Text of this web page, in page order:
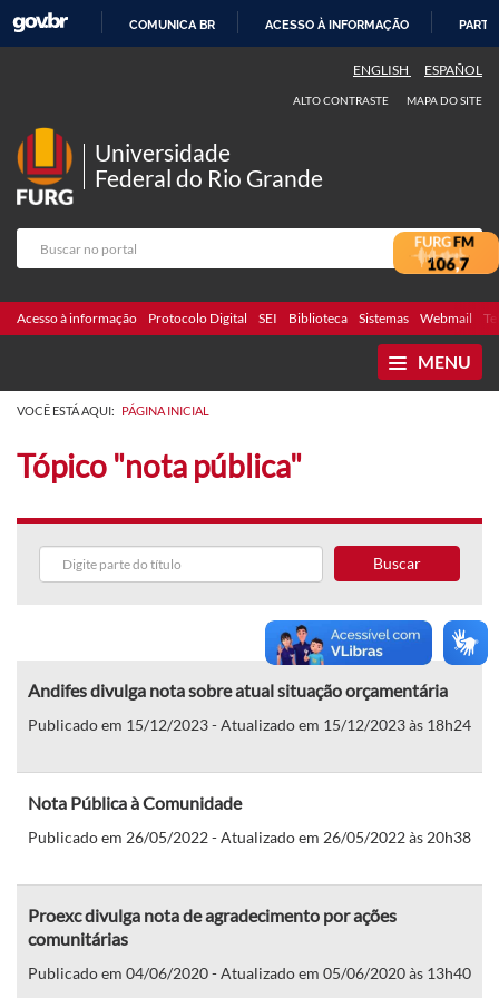
COMUNICA BR ACESSO À INFORMAÇÃO
ENGLISH ESPAÑOL
ALTO CONTRASTE MAPA DO SITE
Universidade
Federal do Rio Grande
Acesso à informação Protocolo Digital SEI Biblioteca Sistemas Webmail
MENU
VOCÊ ESTÁ AQUI: PÁGINA INICIAL
Tópico "nota pública"
Buscar
Andifes divulga nota sobre atual situação orçamentária
Publicado em 15/12/2023 - Atualizado em 15/12/2023 às 18h24
Nota Pública à Comunidade
Publicado em 26/05/2022 - Atualizado em 26/05/2022 às 20h38
Proexc divulga nota de agradecimento por ações
comunitárias
Publicado em 04/06/2020 - Atualizado em 05/06/2020 às 13h40